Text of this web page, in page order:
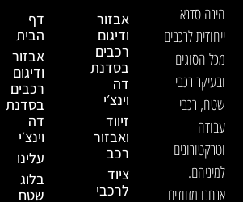
הינה סדנא
ייחודית לרכבים
מכל הסוגים
ובעיקר רכבי
שטח, רכבי
עבודה
וטרקטורונים
למיניהם.
אנחנו מזוודים
אבזור
ודיגום
רכבים
בסדנת
דה
וינצ׳י
זיווד
ואבזור
רכב
ציוד
לרכבי
דף
הבית
אבזור
ודיגום
רכבים
בסדנת
דה
וינצ׳י
עלינו
בלוג
שטח